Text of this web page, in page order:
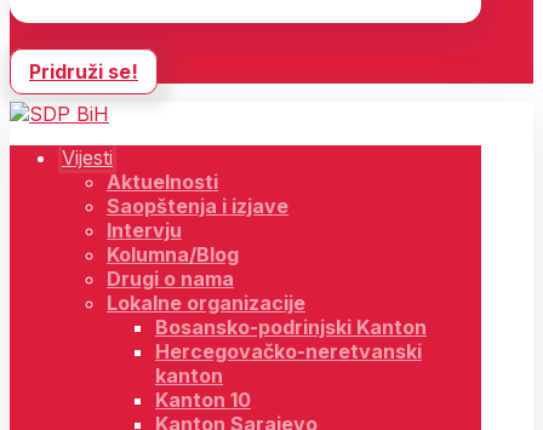
Pridruži se!
Vijesti
Aktuelnosti
Saopštenja i izjave
Intervju
Kolumna/Blog
Drugi o nama
Lokalne organizacije
Bosansko-podrinjski Kanton
Hercegovačko-neretvanski
kanton
Kanton 10
Kanton Sarajevo